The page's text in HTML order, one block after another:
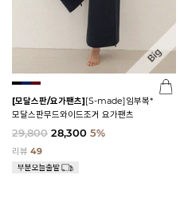
[모달스판/요가팬츠][S-made]임부복*
모달스판무드와이드조거 요가팬츠
29,800 28,300 5%
리뷰 49